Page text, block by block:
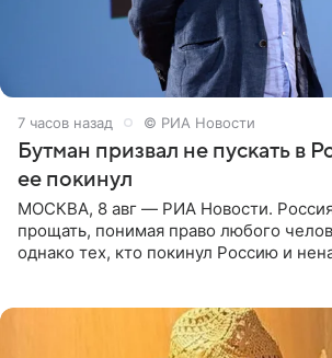
7 часов назад © РИА Новости
Бутман призвал не пускать в
ее покинул
МОСКВА, 8 авг — РИА Новости.
прощать, понимая право любого
однако тех, кто покинул Россию и